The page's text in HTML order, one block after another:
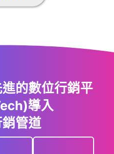
的數位行銷平
導入
管道